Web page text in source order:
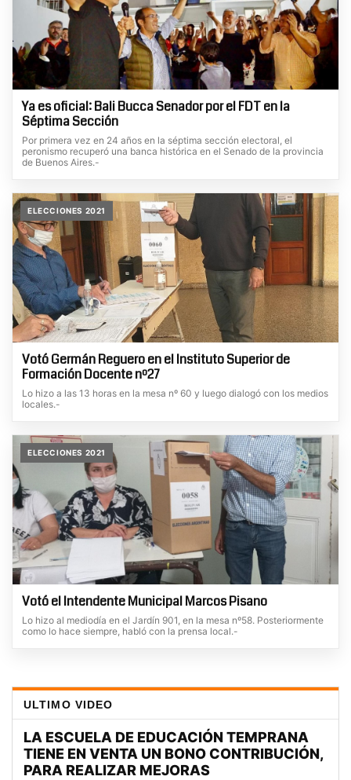
Ya es oficial: Bali Bucca Senador por el FDT en la
Séptima Sección
Por primera vez en 24 años en la séptima sección electoral, el
peronismo recuperó una banca histórica en el Senado de la provincia
de Buenos Aires.-
ELECCIONES 2021
Votó Germán Reguero en el Instituto Superior de
Formación Docente nº27
Lo hizo a las 13 horas en la mesa nº 60 y luego dialogó con los medios
locales.-
ELECCIONES 2021
Votó el Intendente Municipal Marcos Pisano
Lo hizo al mediodía en el Jardín 901, en la mesa nº58. Posteriormente
como lo hace siempre, habló con la prensa local.-
ULTIMO VIDEO